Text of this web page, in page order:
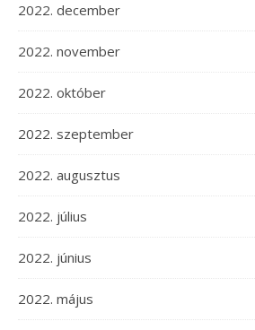
2022. december
2022. november
2022. október
2022. szeptember
2022. augusztus
2022. július
2022. június
2022. május